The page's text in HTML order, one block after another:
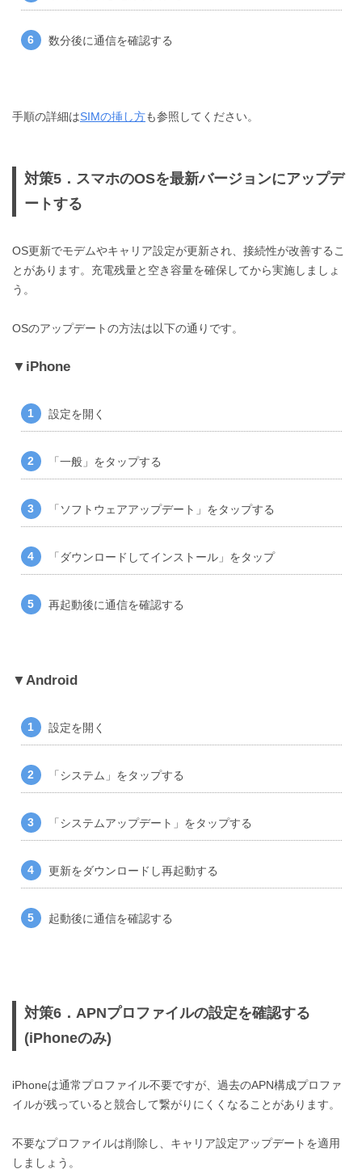
数分後に通信を確認する
手順の詳細はSIMの挿し方も参照してください。
対策5．スマホのOSを最新バージョンにアップデ
ートする
OS更新でモデムやキャリア設定が更新され、接続性が改善するこ
とがあります。充電残量と空き容量を確保してから実施しましょ
う。
OSのアップデートの方法は以下の通りです。
iPhone
設定を開く
「一般」をタップする
「ソフトウェアアップデート」をタップする
「ダウンロードしてインストール」をタップ
再起動後に通信を確認する
Android
設定を開く
「システム」をタップする
「システムアップデート」をタップする
更新をダウンロードし再起動する
起動後に通信を確認する
対策6．APNプロファイルの設定を確認する
(iPhoneのみ)
iPhoneは通常プロファイル不要ですが、過去のAPN構成プロファ
イルが残っていると競合して繋がりにくくなることがあります。
不要なプロファイルは削除し、キャリア設定アップデートを適用
しましょう。